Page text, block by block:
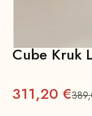
Cube Kruk
Aanbieding
311,20 €